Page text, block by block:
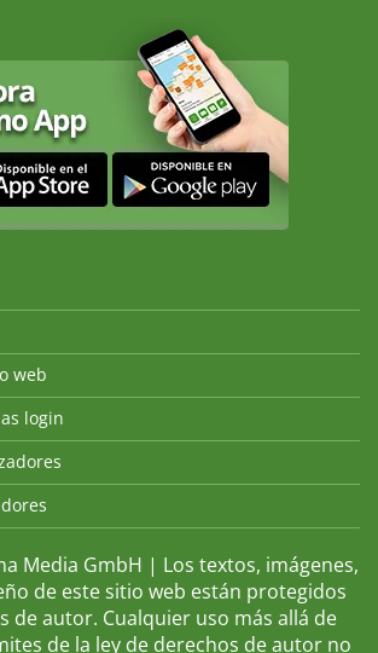
web
login
Media GmbH | Los textos, imágenes,
de este sitio web están protegidos
de autor. Cualquier uso más allá de
de la ley de derechos de autor no